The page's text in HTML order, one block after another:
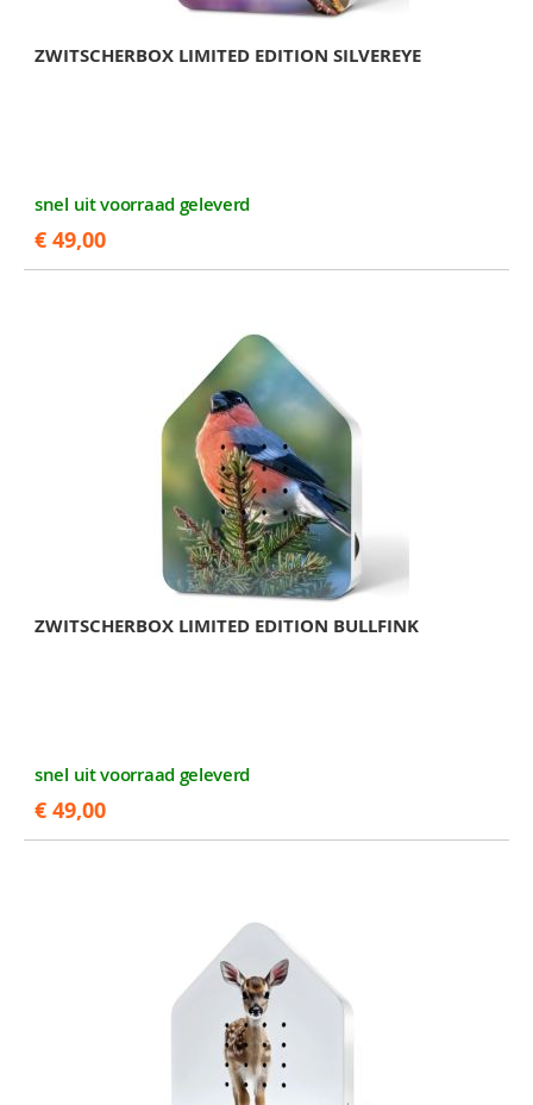
ZWITSCHERBOX LIMITED EDITION SILVEREYE
snel uit voorraad geleverd
€ 49,00
ZWITSCHERBOX LIMITED EDITION BULLFINK
snel uit voorraad geleverd
€ 49,00